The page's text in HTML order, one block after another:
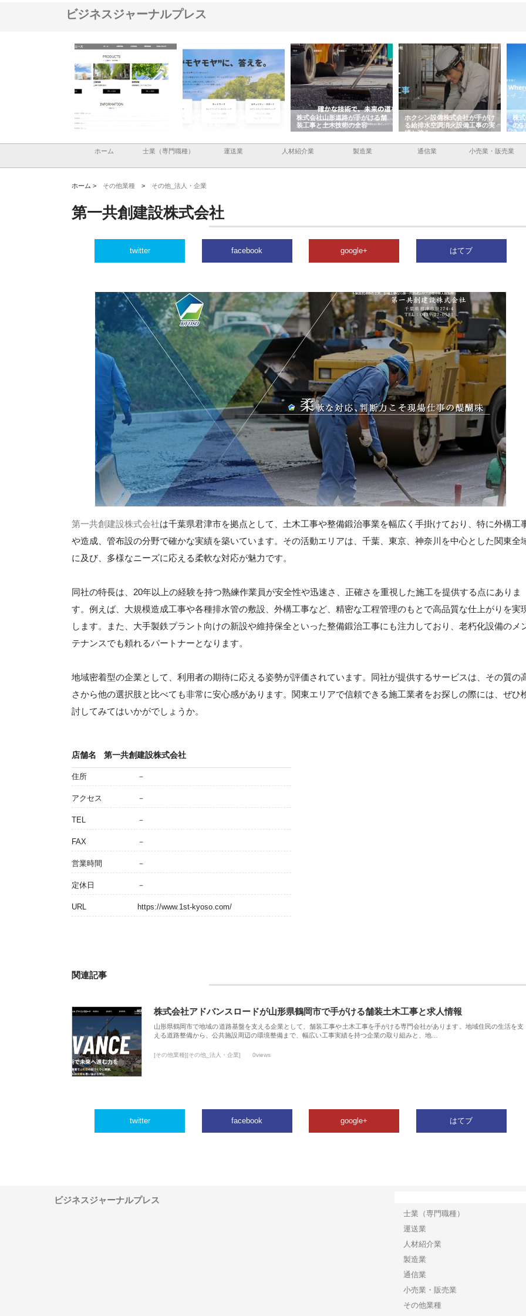
ビジネスジャーナルプレス
社メタルエースの企業サ
提供する充実した情報内
株式会社ＣＳＡの事業内容と強
株式会社山形道路が手がける舗
ホクシン設備株式会社が手がけ
る給排水空調消火設備工事の実
績と強み
株式会社東京シー・エム・シー
のGISインフラ管理システム導
入メリット
ホーム 士業（専門職種） 運送業 人材紹介業 製造業 通信業 小売業・販売業
ホーム > その他業種 > その他_法人・企業
第一共創建設株式会社
twitter facebook google+ はてブ
第一共創建設株式会社は千葉県君津市を拠点として、土木工事や整備鍛治事業を幅広く手掛けており、特に外構工
や造成、管布設の分野で確かな実績を築いています。その活動エリアは、千葉、東京、神奈川を中心とした関東全
に及び、多様なニーズに応える柔軟な対応が魅力です。
同社の特長は、20年以上の経験を持つ熟練作業員が安全性や迅速さ、正確さを重視した施工を提供する点にありま
す。例えば、大規模造成工事や各種排水管の敷設、外構工事など、精密な工程管理のもとで高品質な仕上がりを実
します。また、大手製鉄プラント向けの新設や維持保全といった整備鍛治工事にも注力しており、老朽化設備のメ
テナンスでも頼れるパートナーとなります。
地域密着型の企業として、利用者の期待に応える姿勢が評価されています。同社が提供するサービスは、その質の
さから他の選択肢と比べても非常に安心感があります。関東エリアで信頼できる施工業者をお探しの際には、ぜひ
討してみてはいかがでしょうか。
店舗名 第一共創建設株式会社
住所 －
アクセス －
TEL －
FAX －
営業時間 －
定休日 －
URL https://www.1st-kyoso.com/
関連記事
株式会社アドバンスロードが山形県鶴岡市で手がける舗装土木工事と求人情報
山形県鶴岡市で地域の道路基盤を支える企業として、舗装工事や土木工事を手がける専門会社があります。地域住民の生活を支
える道路整備から、公共施設周辺の環境整備まで、幅広い工事実績を持つ企業の取り組みと、地…
[その他業種][その他_法人・企業] 0views
twitter facebook google+ はてブ
ビジネスジャーナルプレス
士業（専門職種）
運送業
人材紹介業
製造業
通信業
小売業・販売業
その他業種